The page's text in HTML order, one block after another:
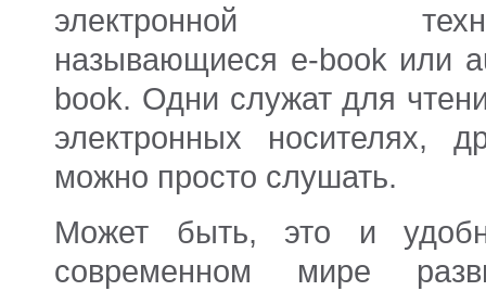
электронной
называющиеся e-book или
book. Одни служат для
электронных носителях,
можно просто слушать.
Может быть, это и
современном мире